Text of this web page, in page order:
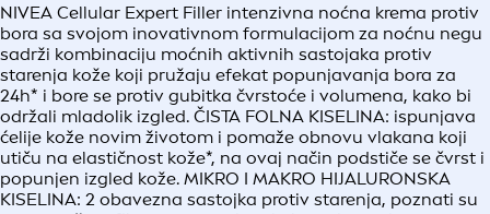
NIVEA Cellular Expert Filler intenzivna noćna krema protiv
bora sa svojom inovativnom formulacijom za noćnu negu
sadrži kombinaciju moćnih aktivnih sastojaka protiv
starenja kože koji pružaju efekat popunjavanja bora za
24h* i bore se protiv gubitka čvrstoće i volumena, kako bi
održali mladolik izgled. ČISTA FOLNA KISELINA: ispunjava
ćelije kože novim životom i pomaže obnovu vlakana koji
utiču na elastičnost kože*, na ovaj način podstiče se čvrst i
popunjen izgled kože. MIKRO I MAKRO HIJALURONSKA
KISELINA: 2 obavezna sastojka protiv starenja, poznati su